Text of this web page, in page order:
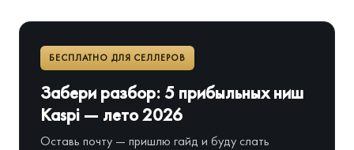
БЕСПЛАТНО ДЛЯ СЕЛЛЕРОВ
Забери разбор: 5 прибыльных ниш
Kaspi — лето 2026
Оставь почту — пришлю гайд и буду слать